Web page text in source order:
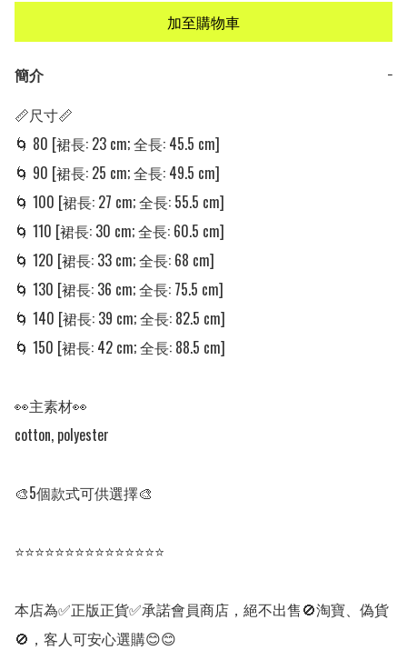
加至購物車
簡介
−
📏尺寸📏
🌀 80 [裙長: 23 cm; 全長: 45.5 cm]
🌀 90 [裙長: 25 cm; 全長: 49.5 cm]
🌀 100 [裙長: 27 cm; 全長: 55.5 cm]
🌀 110 [裙長: 30 cm; 全長: 60.5 cm]
🌀 120 [裙長: 33 cm; 全長: 68 cm]
🌀 130 [裙長: 36 cm; 全長: 75.5 cm]
🌀 140 [裙長: 39 cm; 全長: 82.5 cm]
🌀 150 [裙長: 42 cm; 全長: 88.5 cm]
👀主素材👀
cotton, polyester
🎨5個款式可供選擇🎨
⭐⭐⭐⭐⭐⭐⭐⭐⭐⭐⭐⭐⭐⭐⭐
本店為✅正版正貨✅承諾會員商店，絕不出售🚫淘寶、偽貨
🚫，客人可安心選購😊😊